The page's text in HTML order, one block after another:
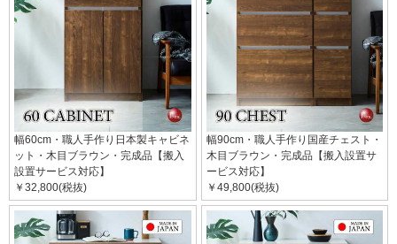
幅60cm・職人手作り日本製キャビネ
ット・木目ブラウン・完成品【搬入
設置サービス対応】
￥32,800(税抜)
幅90cm・職人手作り国産チェスト・
木目ブラウン・完成品【搬入設置サ
ービス対応】
￥49,800(税抜)